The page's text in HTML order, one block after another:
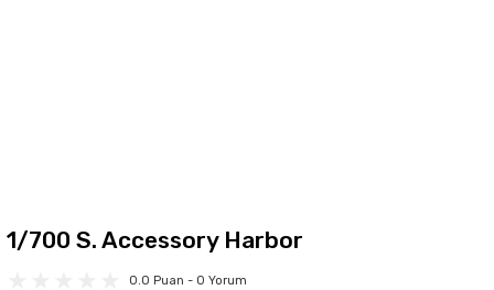
1/700 S. Accessory Harbor
0.0 Puan - 0 Yorum